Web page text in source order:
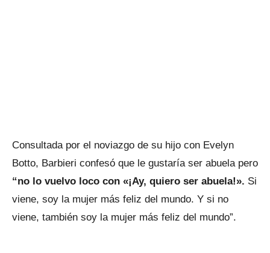
Consultada por el noviazgo de su hijo con Evelyn
Botto, Barbieri confesó que le gustaría ser abuela pero
“no lo vuelvo loco con «¡Ay, quiero ser abuela!». Si
viene, soy la mujer más feliz del mundo. Y si no
viene, también soy la mujer más feliz del mundo”.